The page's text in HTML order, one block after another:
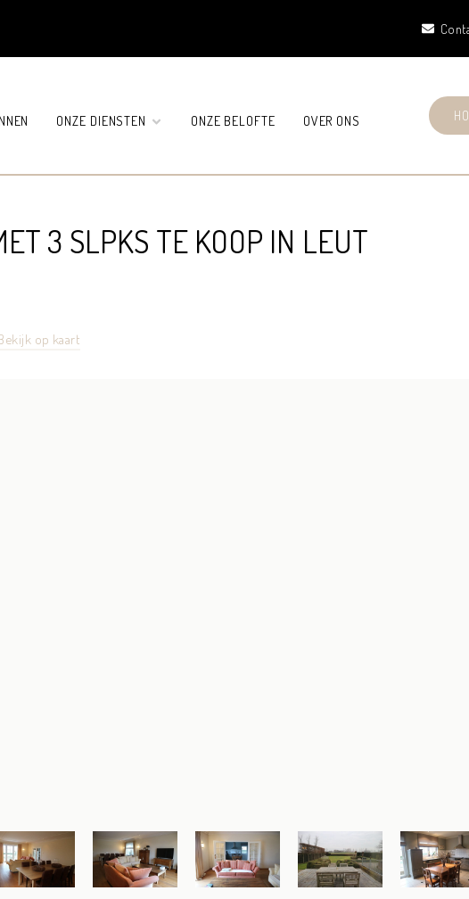
ONZE DIENSTEN ONZE BELOFTE OVER ONS
3 SLPKS TE KOOP IN LEUT
op kaart